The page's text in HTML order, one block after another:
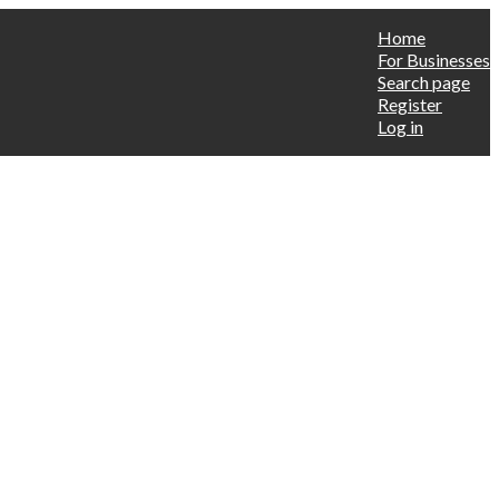
Home
For Businesses
Search page
Register
Log in